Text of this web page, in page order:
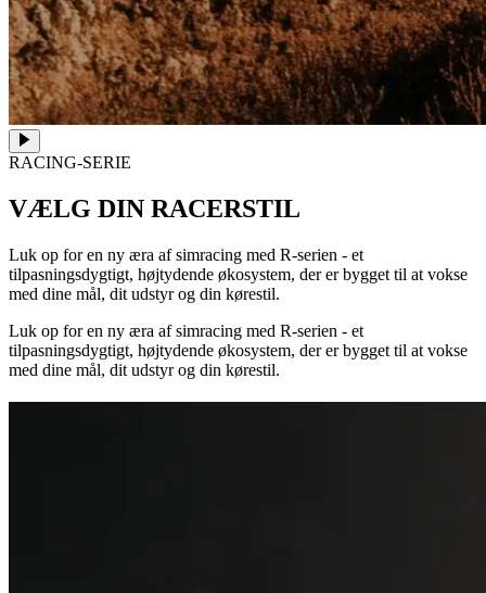
RACING-SERIE
VÆLG DIN RACERSTIL
Luk op for en ny æra af simracing med R-serien - et
tilpasningsdygtigt, højtydende økosystem, der er bygget til at vokse
med dine mål, dit udstyr og din kørestil.
Luk op for en ny æra af simracing med R-serien - et
tilpasningsdygtigt, højtydende økosystem, der er bygget til at vokse
med dine mål, dit udstyr og din kørestil.